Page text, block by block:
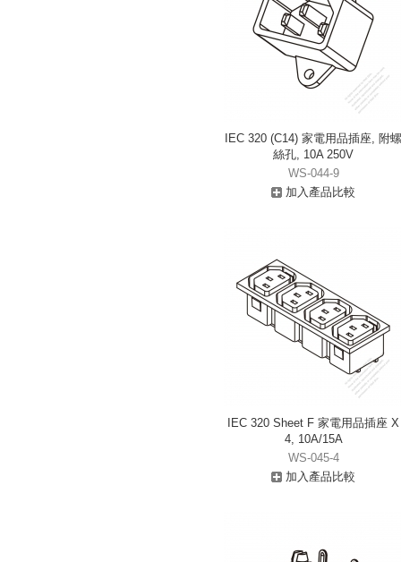
IEC 320 (C14) 家電用品插座, 附螺
絲孔, 10A 250V
WS-044-9
加入產品比較
IEC 320 Sheet F 家電用品插座 X
4, 10A/15A
WS-045-4
加入產品比較